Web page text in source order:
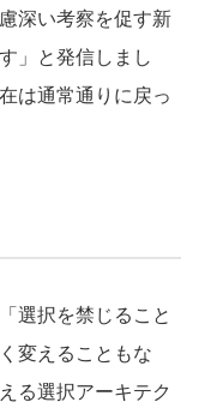
深い考察を促す新
」と発信しまし
は通常通りに戻っ
選択を禁じること
変えることもな
る選択アーキテク